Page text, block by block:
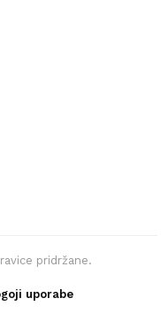
pridržane.
uporabe